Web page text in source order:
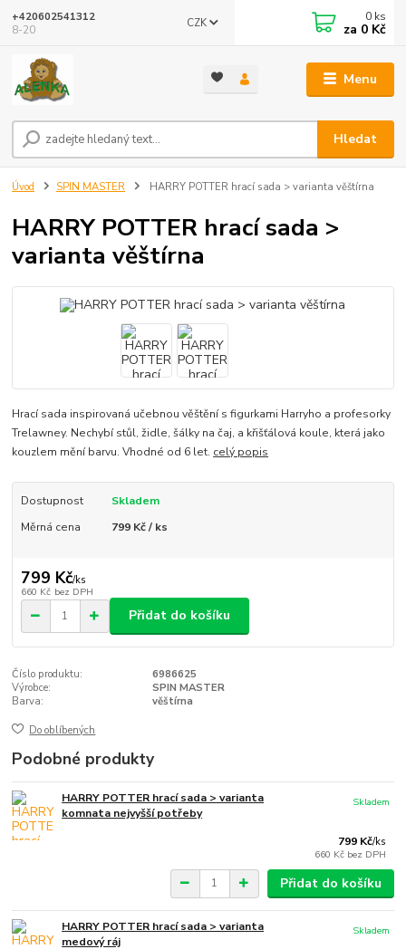
Menu
CZK
Hledat
+420602541312
8-20
0 ks
za 0 Kč
Úvod SPIN MASTER HARRY POTTER hrací sada > varianta věštírna
HARRY POTTER hrací sada >
varianta věštírna
Hrací sada inspirovaná učebnou věštění s figurkami Harryho a profesorky
Trelawney. Nechybí stůl, židle, šálky na čaj, a křišťálová koule, která jako
kouzlem mění barvu. Vhodné od 6 let. celý popis
Dostupnost
Skladem
Měrná cena
799 Kč / ks
799 Kč/ks
660 Kč bez DPH
Přidat do košíku
Číslo produktu:
6986625
Výrobce:
SPIN MASTER
Barva:
věštírna
Do oblíbených
Podobné produkty
HARRY POTTER hrací sada > varianta
komnata nejvyšší potřeby
799 Kč/ks
660 Kč bez DPH
Skladem
Přidat do košíku
HARRY POTTER hrací sada > varianta
medový ráj
Skladem